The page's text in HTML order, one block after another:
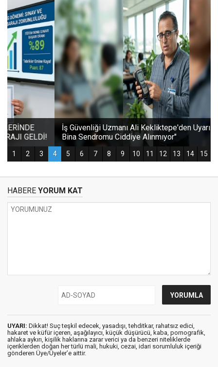
HABERE YORUM KAT
UYARI: Dikkat! Suç teşkil edecek, yasadışı, tehditkar, rahatsız edici,
hakaret ve küfür içeren, aşağılayıcı, küçük düşürücü, kaba, pornografik,
ahlaka aykırı, kişilik haklarına zarar verici ya da benzeri niteliklerde
içeriklerden doğan her türlü mali, hukuki, cezai, idari sorumluluk içeriği
gönderen Üye/Üyeler’e aittir.